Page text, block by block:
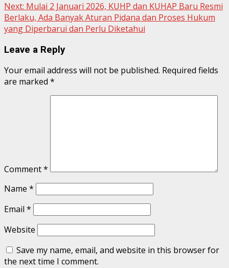
Next: Mulai 2 Januari 2026, KUHP dan KUHAP Baru Resmi
Berlaku, Ada Banyak Aturan Pidana dan Proses Hukum
yang Diperbarui dan Perlu Diketahui
Leave a Reply
Your email address will not be published. Required fields
are marked *
Comment*
Name *
Email *
Website
Save my name, email, and website in this browser for
the next time I comment.